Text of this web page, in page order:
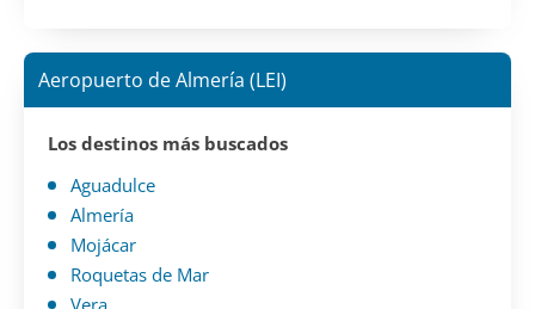
Aeropuerto de Almería (LEI)
Los destinos más buscados
Aguadulce
Almería
Mojácar
Roquetas de Mar
Vera